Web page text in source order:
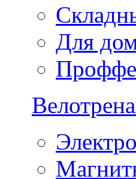
Для